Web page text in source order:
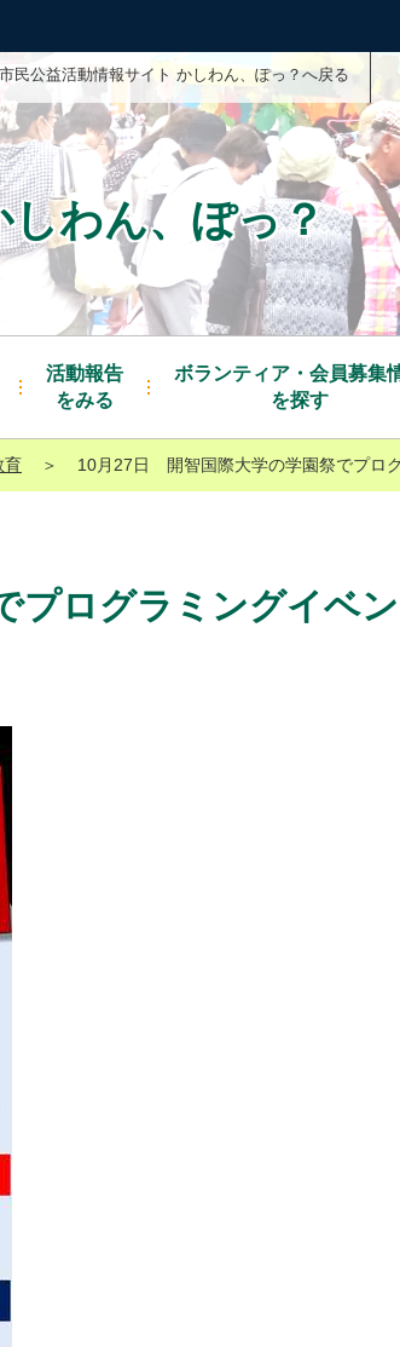
民公益活動情報サイト かしわん、ぽっ？へ戻る
しわん、ぽっ？
活動報告
をみる
ボランティア・会員募集
を探す
育 ＞ 10月27日 開智国際大学の学園祭でプロ
ログラミングイベン